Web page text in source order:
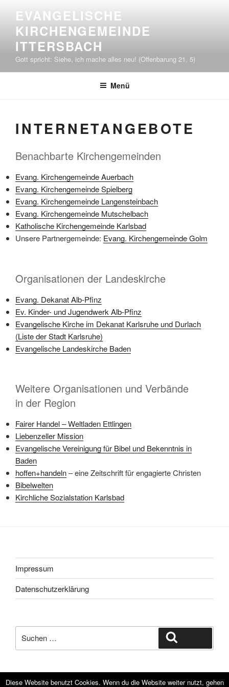
springen
EVANGELISCHE
KIRCHENGEMEINDE
ITTERSBACH
Gott spricht: Siehe, ich mache alles neu! (Offenbarung 21, 5)
Menü
INTERNETANGEBOTE
Benachbarte Kirchengemeinden
Evang. Kirchengemeinde Auerbach
Evang. Kirchengemeinde Spielberg
Evang. Kirchengemeinde Langensteinbach
Evang. Kirchengemeinde Mutschelbach
Katholische Kirchengemeinde Karlsbad
Unsere Partnergemeinde: Evang. Kirchengemeinde Golm
Organisationen der Landeskirche
Evang. Dekanat Alb-Pfinz
Ev. Kinder- und Jugendwerk Alb-Pfinz
Evangelische Kirche im Dekanat Karlsruhe und Durlach
(Liste der Stadt Karlsruhe)
Evangelische Landeskirche Baden
Weitere Organisationen und Verbände
in der Region
Fairer Handel – Weltladen Ettlingen
Liebenzeller Mission
Evangelische Vereinigung für Bibel und Bekenntnis in
Baden
hoffen+handeln– eine Zeitschrift für engagierte Christen
Bibelwelten
Kirchliche Sozialstation Karlsbad
Impressum
Datenschutzerklärung
nach:
Diese Website benutzt Cookies. Wenn du die Website weiter nutzt, gehen